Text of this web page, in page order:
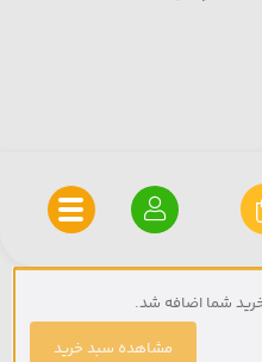
شما اضافه شد.
مشاهده سبد خرید